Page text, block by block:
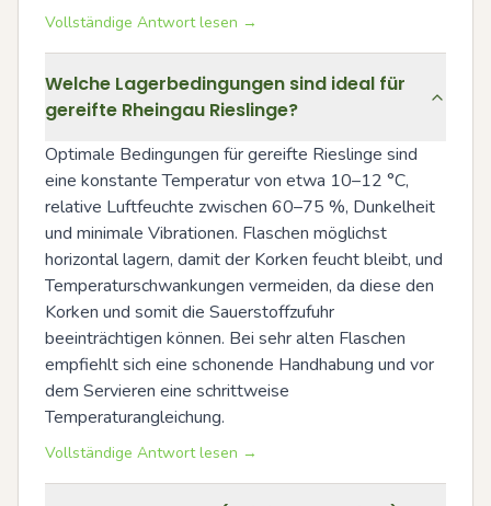
Vollständige Antwort lesen →
Welche Lagerbedingungen sind ideal für
gereifte Rheingau Rieslinge?
Optimale Bedingungen für gereifte Rieslinge sind
eine konstante Temperatur von etwa 10–12 °C,
relative Luftfeuchte zwischen 60–75 %, Dunkelheit
und minimale Vibrationen. Flaschen möglichst
horizontal lagern, damit der Korken feucht bleibt, und
Temperaturschwankungen vermeiden, da diese den
Korken und somit die Sauerstoffzufuhr
beeinträchtigen können. Bei sehr alten Flaschen
empfiehlt sich eine schonende Handhabung und vor
dem Servieren eine schrittweise
Temperaturangleichung.
Vollständige Antwort lesen →